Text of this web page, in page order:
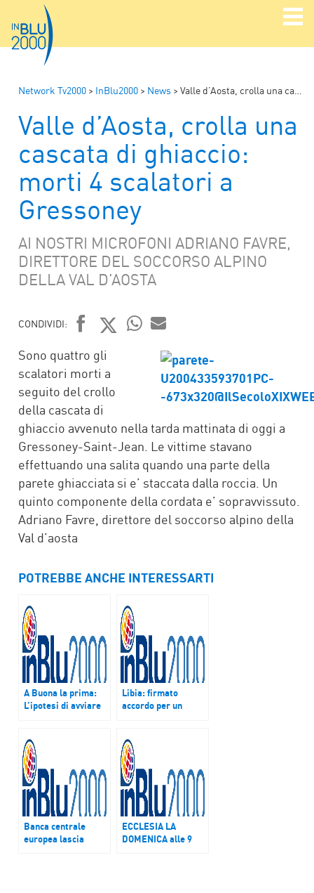
Network Tv2000 > InBlu2000 > News > Valle d’Aosta, crolla una cascata di ghiaccio: morti 4 scalatori a Gressoney
Valle d’Aosta, crolla una
cascata di ghiaccio:
morti 4 scalatori a
Gressoney
AI NOSTRI MICROFONI ADRIANO FAVRE,
DIRETTORE DEL SOCCORSO ALPINO
DELLA VAL D’AOSTA
CONDIVIDI:
FACEBOOK
TWITTER
WHATSAPP
MAIL
Sono quattro gli
scalatori morti a
seguito del crollo
della cascata di
ghiaccio avvenuto nella tarda mattinata di oggi a
Gressoney-Saint-Jean. Le vittime stavano
effettuando una salita quando una parte della
parete ghiacciata si e’ staccata dalla roccia. Un
quinto componente della cordata e’ sopravvissuto.
Adriano Favre, direttore del soccorso alpino della
Val d’aosta
POTREBBE ANCHE INTERESSARTI
A Buona la prima:
L’ipotesi di avviare
contro i vecchi
vertici delle banche
salvate
Libia: firmato
accordo per un
storica”
Banca centrale
europea lascia
ECCLESIA LA
DOMENICA alle 9